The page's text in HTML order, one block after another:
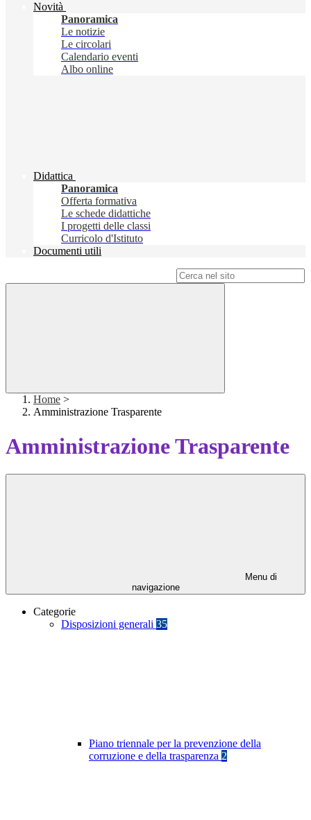
Novità
Panoramica
Le notizie
Le circolari
Calendario eventi
Albo online
Didattica
Panoramica
Offerta formativa
Le schede didattiche
I progetti delle classi
Curricolo d'Istituto
Documenti utili
Home >
Amministrazione Trasparente
Amministrazione Trasparente
Menu di
navigazione
Categorie
Disposizioni generali 35
Piano triennale per la prevenzione della
corruzione e della trasparenza 2